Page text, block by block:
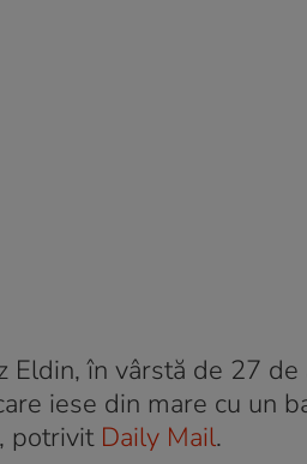
Eldin, în vârstă de 27
iese din mare cu un
potrivit Daily Mail.